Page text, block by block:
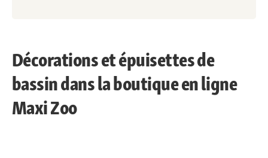
Décorations et épuisettes de
bassin dans la boutique en ligne
Maxi Zoo